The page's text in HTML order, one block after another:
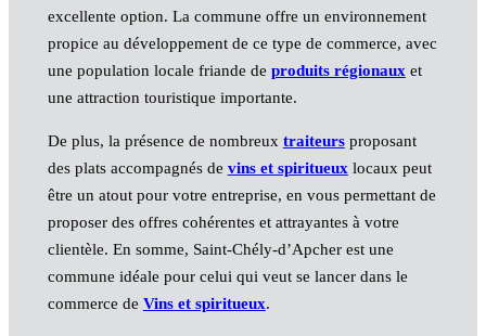
excellente option. La commune offre un environnement
propice au développement de ce type de commerce, avec
une population locale friande de produits régionaux et
une attraction touristique importante.
De plus, la présence de nombreux traiteursproposant
des plats accompagnés de vins et spiritueux locaux peut
être un atout pour votre entreprise, en vous permettant de
proposer des offres cohérentes et attrayantes à votre
clientèle. En somme, Saint-Chély-d’Apcher est une
commune idéale pour celui qui veut se lancer dans le
commerce de Vins et spiritueux.